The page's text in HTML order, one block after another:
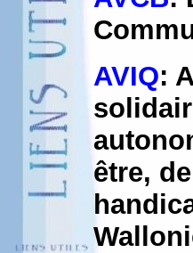
AVIQ:
être,